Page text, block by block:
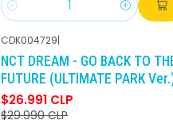
Cantidad
-10% DCTO
CDK004729|
NCT DREAM - GO BACK TO
FUTURE (ULTIMATE PARK
$26.991 CLP
$29.990 CLP